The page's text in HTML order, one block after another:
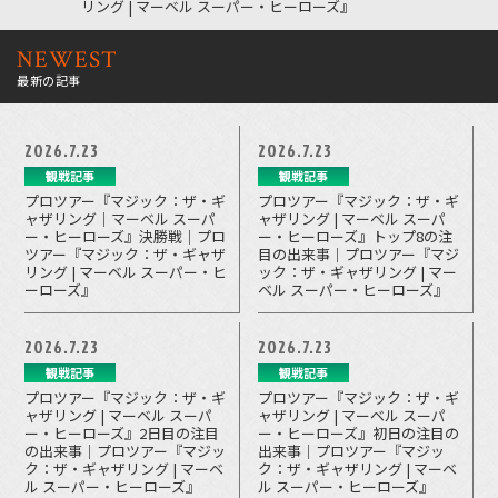
リング | マーベル スーパー・ヒーローズ』
NEWEST
最新の記事
2026.7.23
観戦記事
プロツアー『マジック：ザ・ギ
ャザリング｜マーベル スーパ
ー・ヒーローズ』決勝戦｜プロ
ツアー『マジック：ザ・ギャザ
リング | マーベル スーパー・ヒ
ーローズ』
2026.7.23
観戦記事
プロツアー『マジック：ザ・ギ
ャザリング | マーベル スーパ
ー・ヒーローズ』トップ8の注
目の出来事｜プロツアー『マジ
ック：ザ・ギャザリング | マー
ベル スーパー・ヒーローズ』
2026.7.23
観戦記事
プロツアー『マジック：ザ・ギ
ャザリング | マーベル スーパ
ー・ヒーローズ』2日目の注目
の出来事｜プロツアー『マジッ
ク：ザ・ギャザリング | マーベ
ル スーパー・ヒーローズ』
2026.7.23
観戦記事
プロツアー『マジック：ザ・ギ
ャザリング | マーベル スーパ
ー・ヒーローズ』初日の注目の
出来事｜プロツアー『マジッ
ク：ザ・ギャザリング | マーベ
ル スーパー・ヒーローズ』